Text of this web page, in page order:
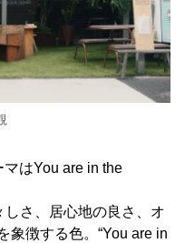
マはYou are in the
さ、居心地の良さ、オ
象徴する色。“You are in